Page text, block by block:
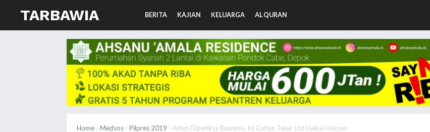
TARBAWIA BERITA KAJIAN KELUARGA AL QURAN
Home › Medsos › Pilpres 2019 › Anies Diperiksa Bawaslu, Ini Cuitan Telak Ust Haikal Hassan